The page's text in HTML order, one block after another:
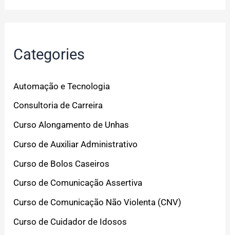
Categories
Automação e Tecnologia
Consultoria de Carreira
Curso Alongamento de Unhas
Curso de Auxiliar Administrativo
Curso de Bolos Caseiros
Curso de Comunicação Assertiva
Curso de Comunicação Não Violenta (CNV)
Curso de Cuidador de Idosos